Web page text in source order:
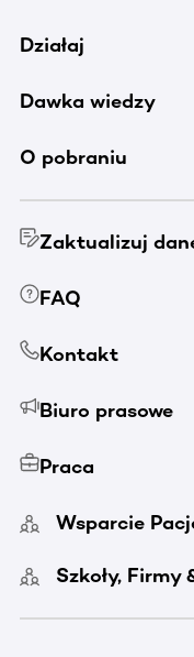
Działaj
Dawka wiedzy
O pobraniu
Zaktualizuj
FAQ
Kontakt
Biuro prasowe
Praca
Wsparcie
Szkoły, Firmy